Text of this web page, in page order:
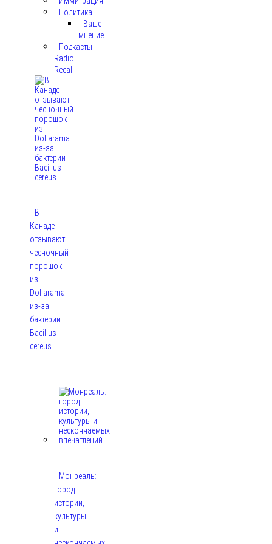
Политика
Ваше
мнение
Подкасты
Radio
Recall
В
Канаде
отзывают
чесночный
порошок
из
Dollarama
из-за
бактерии
Bacillus
cereus
Монреаль:
город
истории,
культуры
и